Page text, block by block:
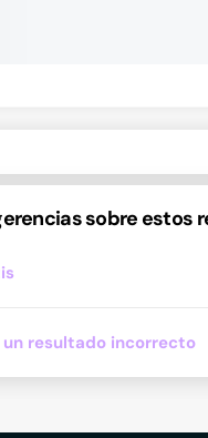
sobre estos
resultado incorrecto